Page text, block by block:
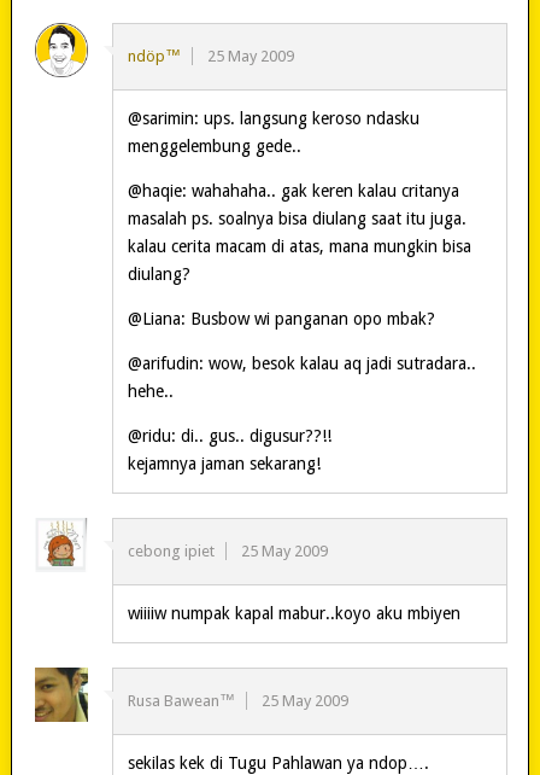
ndöp™ 25 May 2009
@sarimin: ups. langsung keroso ndasku
menggelembung gede..
@haqie: wahahaha.. gak keren kalau critanya
masalah ps. soalnya bisa diulang saat itu juga.
kalau cerita macam di atas, mana mungkin bisa
diulang?
@Liana: Busbow wi panganan opo mbak?
@arifudin: wow, besok kalau aq jadi sutradara..
hehe..
@ridu: di.. gus.. digusur??!!
kejamnya jaman sekarang!
cebong ipiet 25 May 2009
wiiiiw numpak kapal mabur..koyo aku mbiyen
Rusa Bawean™ 25 May 2009
sekilas kek di Tugu Pahlawan ya ndop….